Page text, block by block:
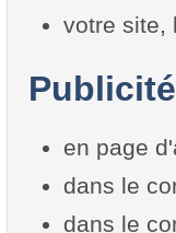
votre site,
en page
dans le
dans le